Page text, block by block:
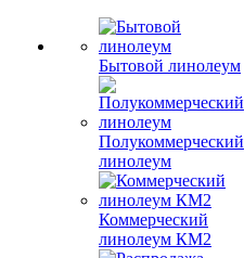
Бытовой линолеум
Полукоммерческий
линолеум
Коммерческий
линолеум КМ2